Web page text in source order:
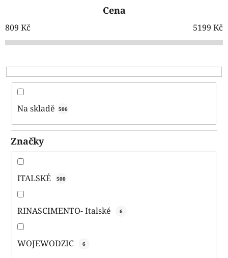
í
p
o
d
ů
Cena
809 Kč 5199 Kč
Na skladě 506
Značky
ITALSKÉ 500
RINASCIMENTO- Italské 6
WOJEWODZIC 6